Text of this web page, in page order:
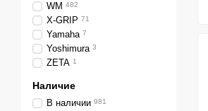
WM 482
X-GRIP 71
Yamaha 7
Yoshimura 3
ZETA 1
Наличие
В наличии 981